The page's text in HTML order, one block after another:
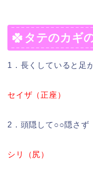
タテのカギ
1．長くしていると足
セイザ（正座）
2．頭隠して○○隠さず
シリ（尻）